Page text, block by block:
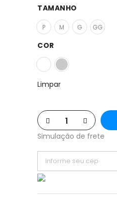
TAMANHO
P M G GG
COR
Limpar
Simulação de frete